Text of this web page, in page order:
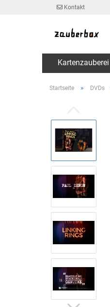
Kontakt
Kartenzauberei
Startseite » DVDs